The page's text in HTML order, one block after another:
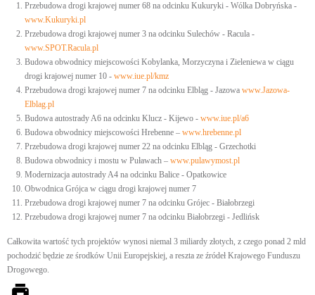
Przebudowa drogi krajowej numer 68 na odcinku Kukuryki - Wólka Dobryńska -
www.Kukuryki.pl
Przebudowa drogi krajowej numer 3 na odcinku Sulechów - Racula -
www.SPOT.Racula.pl
Budowa obwodnicy miejscowości Kobylanka, Morzyczyna i Zieleniewa w ciągu
drogi krajowej numer 10 - www.iue.pl/kmz
Przebudowa drogi krajowej numer 7 na odcinku Elbląg - Jazowa www.Jazowa-
Elblag.pl
Budowa autostrady A6 na odcinku Klucz - Kijewo - www.iue.pl/a6
Budowa obwodnicy miejscowości Hrebenne – www.hrebenne.pl
Przebudowa drogi krajowej numer 22 na odcinku Elbląg - Grzechotki
Budowa obwodnicy i mostu w Puławach – www.pulawymost.pl
Modernizacja autostrady A4 na odcinku Balice - Opatkowice
Obwodnica Grójca w ciągu drogi krajowej numer 7
Przebudowa drogi krajowej numer 7 na odcinku Grójec - Białobrzegi
Przebudowa drogi krajowej numer 7 na odcinku Białobrzegi - Jedlińsk
Całkowita wartość tych projektów wynosi niemal 3 miliardy złotych, z czego ponad 2 mld
pochodzić będzie ze środków Unii Europejskiej, a reszta ze źródeł Krajowego Funduszu
Drogowego.